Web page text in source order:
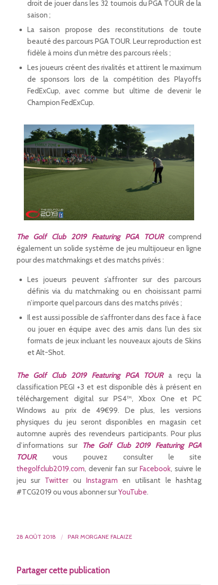
droit de jouer dans les 32 tournois du PGA TOUR de la
saison ;
La saison propose des reconstitutions de toute
beauté des parcours PGA TOUR. Leur reproduction est
fidèle à moins d’un mètre des parcours réels ;
Les joueurs créent des rivalités et attirent le maximum
de sponsors lors de la compétition des Playoffs
FedExCup, avec comme but ultime de devenir le
Champion FedExCup.
The Golf Club 2019 Featuring PGA TOURcomprend
également un solide système de jeu multijoueur en ligne
pour des matchmakings et des matchs privés :
Les joueurs peuvent s’affronter sur des parcours
définis via du matchmaking ou en choisissant parmi
n’importe quel parcours dans des matchs privés ;
Il est aussi possible de s’affronter dans des face à face
ou jouer en équipe avec des amis dans l’un des six
formats de jeux incluant les nouveaux ajouts de Skins
et Alt-Shot.
The Golf Club 2019 Featuring PGA TOURa reçu la
classification PEGI +3 et est disponible dès à présent en
téléchargement digital sur PS4™, Xbox One et PC
Windows au prix de 49€99. De plus, les versions
physiques du jeu seront disponibles en magasin cet
automne auprès des revendeurs participants. Pour plus
d’informations sur
The Golf Club 2019 Featuring PGA
TOUR, vous pouvez consulter le site
thegolfclub2019.com, devenir fan surFacebook, suivre le
jeu sur Twitterou Instagram en utilisant le hashtag
#TCG2019 ou vous abonner surYouTube.
28 AOÛT 2018 / PAR MORGANE FALAIZE
Partager cette publication